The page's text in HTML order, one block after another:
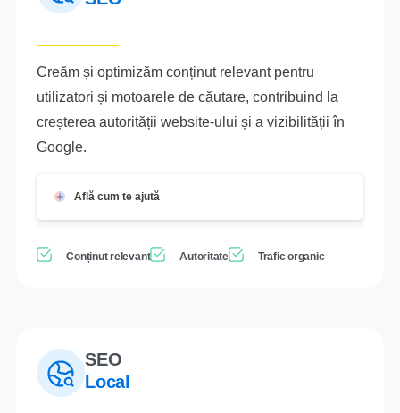
Creăm și optimizăm conținut relevant pentru
utilizatori și motoarele de căutare, contribuind la
creșterea autorității website-ului și a vizibilității în
Google.
Află cum te ajută
Conținut relevant Autoritate Trafic organic
SEO
Local